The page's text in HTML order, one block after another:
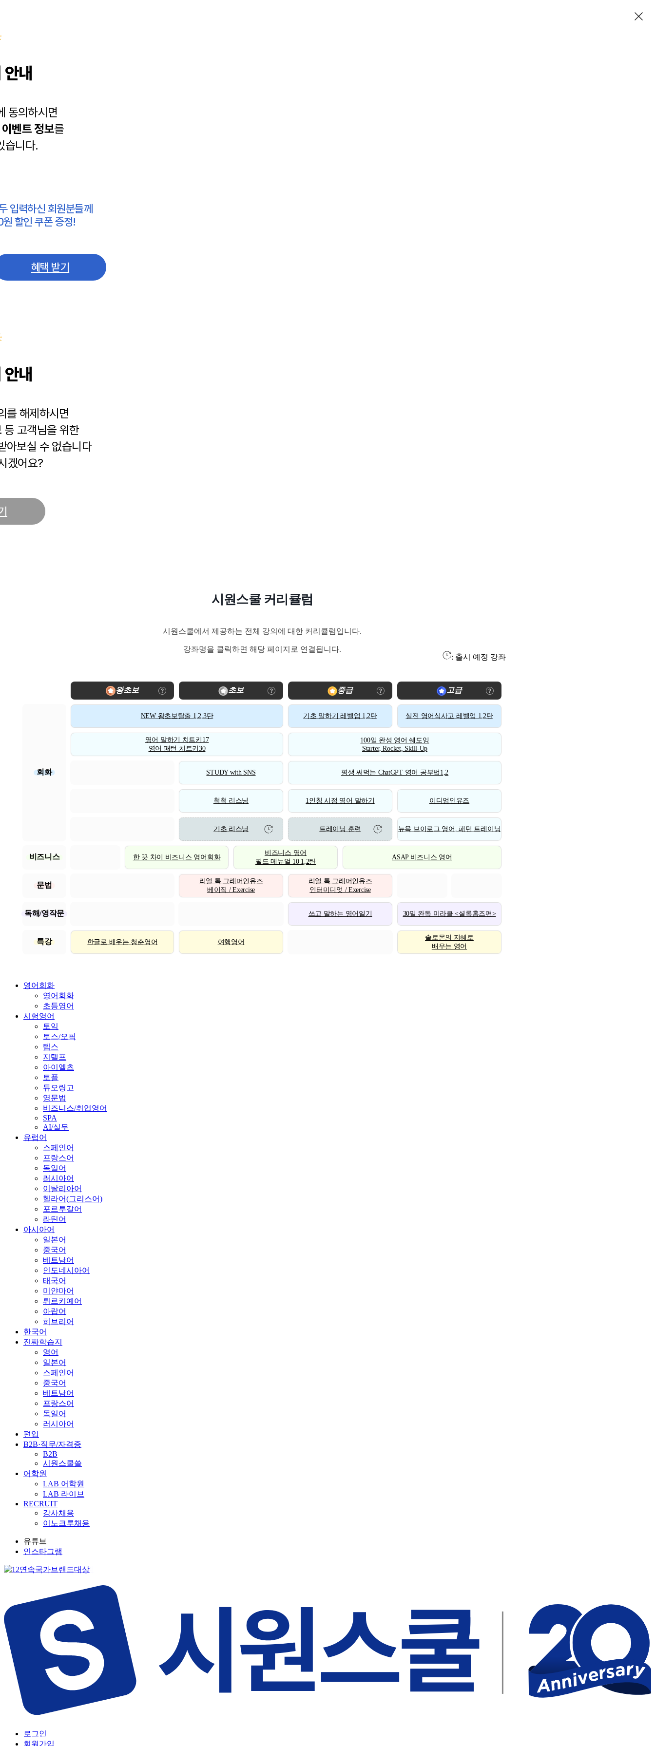
내
동의하시면
이벤트 정보를
습니다.
입력하신 회원분들께
할인 쿠폰 증정!
혜택 받기
내
를 해제하시면
등 고객님을 위한
아보실 수 없습니다
겠어요?
시원스쿨 커리큘럼
시원스쿨에서 제공하는 전체 강의에 대한 커리큘럼입니다.
강좌명을 클릭하면 해당 페이지로 연결됩니다.
: 출시 예정 강좌
왕초보 초보 중급 고급
회화
NEW 왕초보탈출 1,2,3탄 기초 말하기 레벨업 1,2탄 실전 영어식사고 레벨업 1,2탄
영어 말하기 치트키17
영어 패턴 치트키30
100일 완성 영어 쉐도잉
Starter, Rocket, Skill-Up
STUDY with SNS 평생 써먹는 ChatGPT 영어 공부법1,2
척척 리스닝 1인칭 시점 영어 말하기 이디엄인유즈
기초 리스닝 트레이닝 훈련 뉴욕 브이로그 영어, 패턴 트레이닝
비즈니스 한 끗 차이 비즈니스 영어회화
비즈니스 영어
필드 메뉴얼 10 1,2탄
ASAP 비즈니스 영어
문법
리얼 톡 그래머인유즈
베이직 / Exercise
리얼 톡 그래머인유즈
인터미디엇 / Exercise
독해/영작문 쓰고 말하는 영어일기 30일 완독 미라클 <셜록홈즈편>
특강 한글로 배우는 청춘영어 여행영어
솔로몬의 지혜로
배우는 영어
영어회화
영어회화
초등영어
시험영어
토익
토스/오픽
텝스
지텔프
아이엘츠
토플
듀오링고
영문법
비즈니스/취업영어
SPA
AI/실무
유럽어
스페인어
프랑스어
독일어
러시아어
이탈리아어
헬라어(그리스어)
포르투갈어
라틴어
아시아어
일본어
중국어
베트남어
인도네시아어
태국어
미얀마어
튀르키예어
아랍어
히브리어
한국어
진짜학습지
영어
일본어
스페인어
중국어
베트남어
프랑스어
독일어
러시아어
편입
B2B·직무/자격증
B2B
시원스쿨쓸
어학원
LAB 어학원
LAB 라이브
RECRUIT
강사채용
이노크루채용
유튜브
인스타그램
로그인
회원가입